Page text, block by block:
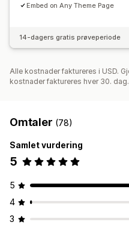
Embed on Any Theme Page
14-dagers gratis prøveperiode
Alle kostnader faktureres i USD.
kostnader faktureres hver 30. dag.
Omtaler (78)
Samlet vurdering
5
5
4
3